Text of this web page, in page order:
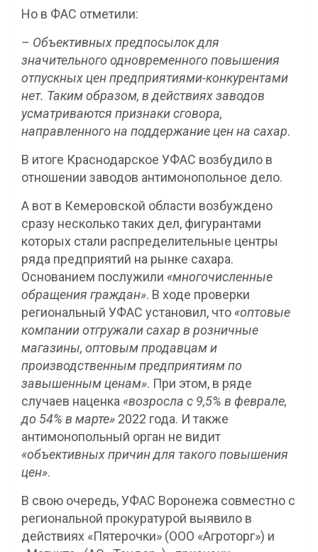
Но в ФАС отметили:
– Объективных предпосылок для
значительного одновременного повышения
отпускных цен предприятиями-конкурентами
нет. Таким образом, в действиях заводов
усматриваются признаки сговора,
направленного на поддержание цен на сахар.
В итоге Краснодарское УФАС возбудило в
отношении заводов антимонопольное дело.
А вот в Кемеровской области возбуждено
сразу несколько таких дел, фигурантами
которых стали распределительные центры
ряда предприятий на рынке сахара.
Основанием послужили «многочисленные
обращения граждан». В ходе проверки
региональный УФАС установил, что «оптовые
компании отгружали сахар в розничные
магазины, оптовым продавцам и
производственным предприятиям по
завышенным ценам». При этом, в ряде
случаев наценка «возросла с 9,5% в феврале,
до 54% в марте» 2022 года. И также
антимонопольный орган не видит
«объективных причин для такого повышения
цен».
В свою очередь, УФАС Воронежа совместно с
региональной прокуратурой выявило в
действиях «Пятерочки» (ООО «Агроторг») и